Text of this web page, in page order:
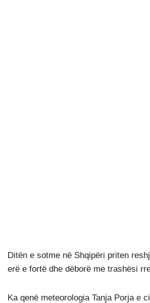
Ditën e sotme në Shqipëri priten
erë e fortë dhe dëborë me trashësi
Ka qenë meteorologia Tanja Porja e